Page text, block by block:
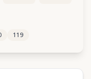
235
119